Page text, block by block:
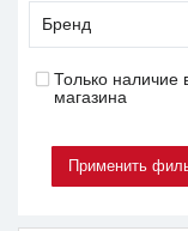
Бренд
Только наличие
магазина